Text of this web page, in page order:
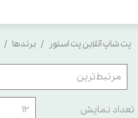
پت شاپ آنلاین پت استور برندها
مرتبط‌ترین
تعداد نمایش ۱۲